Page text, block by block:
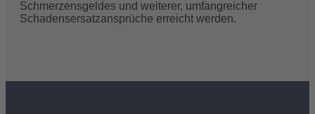
Schmerzensgeldes und weiterer, umfangreicher
Schadensersatzansprüche erreicht werden.